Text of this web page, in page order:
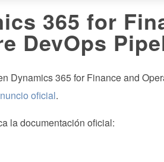
365 for
DevOps
Dynamics 365 for Finance and
oficial.
la documentación oficial: